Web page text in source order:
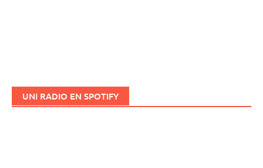
UNI RADIO EN SPOTIFY